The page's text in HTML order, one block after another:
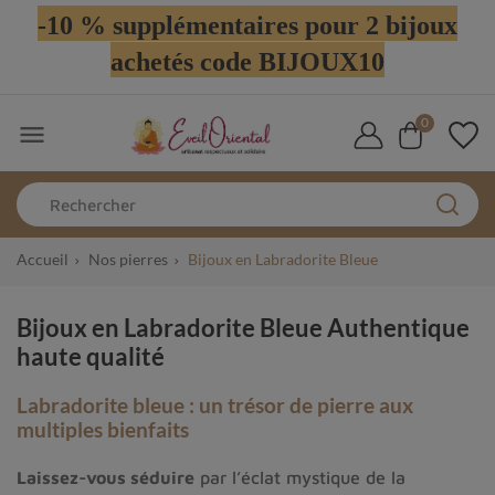
-10 % supplémentaires pour 2 bijoux
achetés code BIJOUX10
 0
Accueil Nos pierres Bijoux en Labradorite Bleue
Bijoux en Labradorite Bleue Authentique
haute qualité
Labradorite bleue : un trésor de pierre aux
multiples bienfaits
Laissez-vous séduire par l’éclat mystique de la